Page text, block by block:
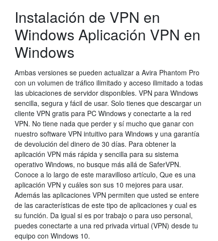
Instalación de VPN en
Windows Aplicación VPN en
Windows
Ambas versiones se pueden actualizar a Avira Phantom Pro
con un volumen de tráfico ilimitado y acceso ilimitado a todas
las ubicaciones de servidor disponibles. VPN para Windows
sencilla, segura y fácil de usar. Solo tienes que descargar un
cliente VPN gratis para PC Windows y conectarte a la red
VPN. No tiene nada que perder y sí mucho que ganar con
nuestro software VPN intuitivo para Windows y una garantía
de devolución del dinero de 30 días. Para obtener la
aplicación VPN más rápida y sencilla para su sistema
operativo Windows, no busque más allá de SaferVPN.
Conoce a lo largo de este maravilloso artículo, Que es una
aplicación VPN y cuáles son sus 10 mejores para usar.
Además las aplicaciones VPN permiten que usted se entere
de las características de este tipo de aplicaciones y cual es
su función. Da igual si es por trabajo o para uso personal,
puedes conectarte a una red privada virtual (VPN) desde tu
equipo con Windows 10.